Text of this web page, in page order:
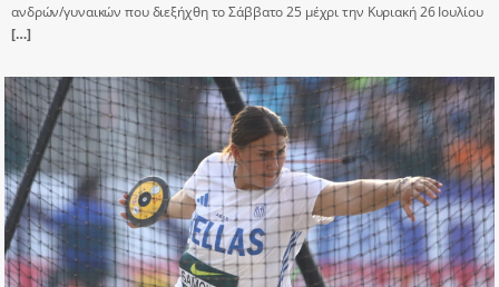
ανδρών/γυναικών που διεξήχθη το Σάββατο 25 μέχρι την Κυριακή 26 Ιουλίου
[…]